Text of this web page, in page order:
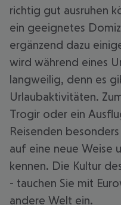
richtig gut ausruhen
ein geeignetes
ergänzend dazu
wird während eines
langweilig, denn es
Urlaubaktivitäten.
Trogir oder ein
Reisenden
auf eine neue Weise
kennen. Die Kultur
- tauchen Sie mit
andere Welt ein.